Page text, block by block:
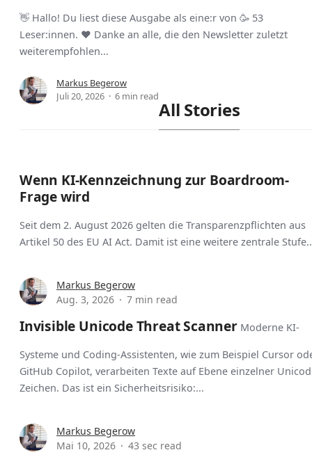
👋 Hallo! Du liest diese Ausgabe als eine:r von 🥳 53
Leser:innen. ❤️ Danke an alle, die den Newsletter zuletzt
weiterempfohlen...
Markus Begerow
Juli 20, 2026
6 min read
All Stories
Wenn KI-Kennzeichnung zur Boardroom-
Frage wird
Seit dem 2. August 2026 gelten die Transparenzpflichten aus
Artikel 50 des EU AI Act. Damit ist eine weitere zentrale
Markus Begerow
Aug. 3, 2026
7 min read
Invisible Unicode Threat Scanner Moderne KI-
Systeme und Coding-Assistenten, wie zum Beispiel Cursor
GitHub Copilot, verarbeiten Texte auf Ebene einzelner
Zeichen. Das ist ein Sicherheitsrisiko:...
Markus Begerow
Mai 10, 2026
43 sec read